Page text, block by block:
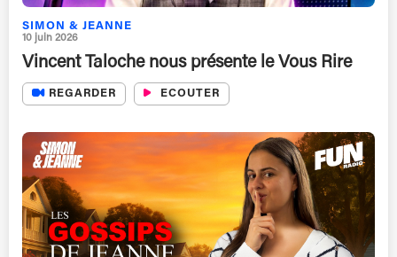
SIMON & JEANNE
10 juin 2026
Vincent Taloche nous présente le Vous Rire
REGARDER ECOUTER